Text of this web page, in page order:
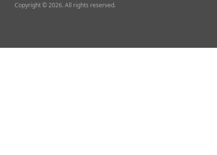
Copyright © 2026. All rights reserved.